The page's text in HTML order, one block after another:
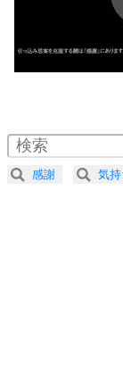
4
2.0倍速 （
2.5倍速 （
3.0倍速 （
感謝 気持